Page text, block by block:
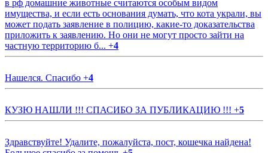
в рф домашние животные считаются особым видом
имущества, и если есть основания думать, что кота украли, вы
может подать заявление в полицию, какие-то доказательства
приложить к заявлению. Но они не могут просто зайти на
частную территорию б... +4
Нашелся. Спасибо +4
КУЗЮ НАШЛИ !!! СПАСИБО ЗА ПУБЛИКАЦИЮ !!! +5
Здравствуйте! Удалите, пожалуйста, пост, кошечка найдена!